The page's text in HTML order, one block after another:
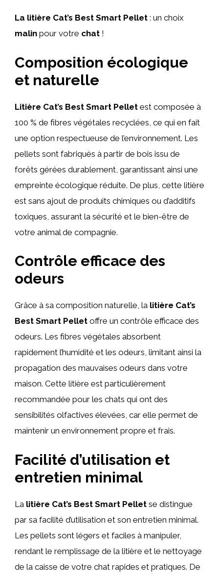
La litière Cat’s Best Smart Pellet : un choix
malin pour votre chat !
Composition écologique
et naturelle
Litière Cat’s Best Smart Pellet est composée à
100 % de fibres végétales recyclées, ce qui en fait
une option respectueuse de l’environnement. Les
pellets sont fabriqués à partir de bois issu de
forêts gérées durablement, garantissant ainsi une
empreinte écologique réduite. De plus, cette litière
est sans ajout de produits chimiques ou d’additifs
toxiques, assurant la sécurité et le bien-être de
votre animal de compagnie.
Contrôle efficace des
odeurs
Grâce à sa composition naturelle, la litière Cat’s
Best Smart Pellet offre un contrôle efficace des
odeurs. Les fibres végétales absorbent
rapidement l’humidité et les odeurs, limitant ainsi la
propagation des mauvaises odeurs dans votre
maison. Cette litière est particulièrement
recommandée pour les chats qui ont des
sensibilités olfactives élevées, car elle permet de
maintenir un environnement propre et frais.
Facilité d’utilisation et
entretien minimal
La litière Cat’s Best Smart Pellet se distingue
par sa facilité d’utilisation et son entretien minimal.
Les pellets sont légers et faciles à manipuler,
rendant le remplissage de la litière et le nettoyage
de la caisse de votre chat rapides et pratiques. De